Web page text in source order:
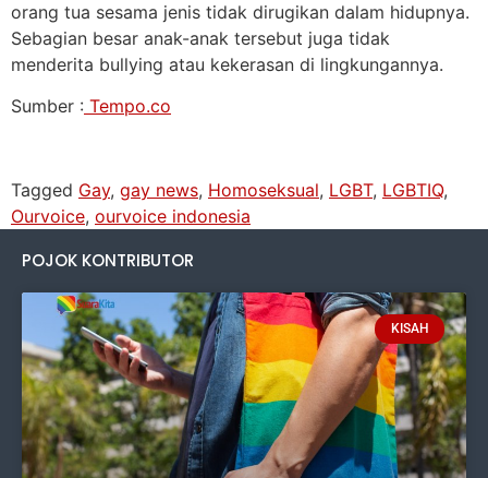
orang tua sesama jenis tidak dirugikan dalam hidupnya.
Sebagian besar anak-anak tersebut juga tidak
menderita bullying atau kekerasan di lingkungannya.
Sumber : Tempo.co
Tagged Gay, gay news, Homoseksual, LGBT, LGBTIQ,
Ourvoice, ourvoice indonesia
POJOK KONTRIBUTOR
KISAH